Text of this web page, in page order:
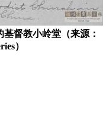
基督教小岭堂（来源：
）